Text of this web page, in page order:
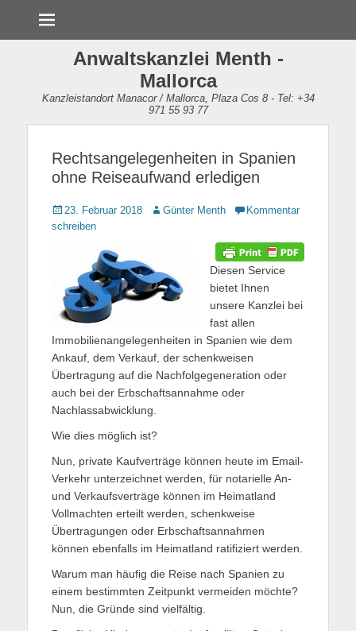
Anwaltskanzlei Menth -
Mallorca
Kanzleistandort Manacor / Mallorca, Plaza Cos 8 - Tel: +34
971 55 93 77
Rechtsangelegenheiten in Spanien
ohne Reiseaufwand erledigen
Gepostet
am
23. Februar 2018 AutorGünter Menth
Kommentar
schreiben
Diesen Service
bietet Ihnen
unsere Kanzlei bei
fast allen
Immobilienangelegenheiten in Spanien wie dem
Ankauf, dem Verkauf, der schenkweisen
Übertragung auf die Nachfolgegeneration oder
auch bei der Erbschaftsannahme oder
Nachlassabwicklung.
Wie dies möglich ist?
Nun, private Kaufverträge können heute im Email-
Verkehr unterzeichnet werden, für notarielle An-
und Verkaufsverträge können im Heimatland
Vollmachten erteilt werden, schenkweise
Übertragungen oder Erbschaftsannahmen
können ebenfalls im Heimatland ratifiziert werden.
Warum man häufig die Reise nach Spanien zu
einem bestimmten Zeitpunkt vermeiden möchte?
Nun, die Gründe sind vielfältig.